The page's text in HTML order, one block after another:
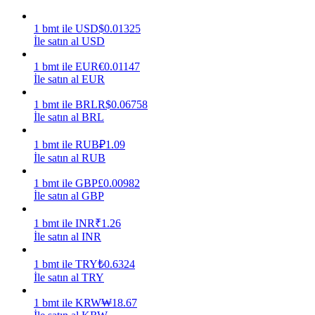
Günlük rekabetçi ödüller kazanın
1 bmt ile USD$0.01325
İle satın al USD
1 bmt ile EUR€0.01147
İle satın al EUR
1 bmt ile BRLR$0.06758
İle satın al BRL
1 bmt ile RUB₽1.09
İle satın al RUB
1 bmt ile GBP£0.00982
İle satın al GBP
1 bmt ile INR₹1.26
İle satın al INR
1 bmt ile TRY₺0.6324
İle satın al TRY
1 bmt ile KRW₩18.67